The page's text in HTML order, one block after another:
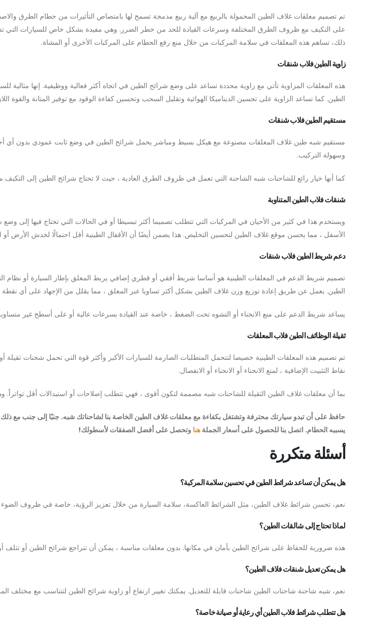
تم تصميم معلقات غلاف الطين المحمولة بالربيع مع آلية ربيع مدمجة تسمح لها بامتصاص التأثيرات من حطام الطرق
على التكيف مع ظروف الطرق المختلفة وسرعات القيادة للحد من خطر الضرر. وهي مفيدة بشكل خاص للسيارات التي
ذلك، تساهم هذه المعلقات في سلامة المركبات من خلال منع رفع الحطام على المركبات الأخرى أو المشاة.
زاوية الطين فلاب شنقات
هذه المعلقات المزاوية تأتي مع زاوية محددة تساعد على وضع شرائح الطين في اتجاه أكثر فعالية ووظيفية. إنها مثالية
الطين. كما تساعد الزاوية على تحسين الديناميكا الهوائية وتقليل السحب وتحسين كفاءة الوقود مع توفير المتانة والقوة
مستقيم الطين فلاب شنقات
مستقيم شبه طين غلاف المعلقات مصنوعة مع هيكل بسيط ومباشر يحمل شرائح الطين في وضع ثابت عمودي بدون أي أجزاء
وسهولة التركيب.
كما أنها خيار رائع للشاحنات شبه الشاحنة التي تعمل في ظروف الطرق العادية ، حيث لا تحتاج شرائح الطين إلى التكيف
شنقات فلاب الطين المتناوبة
ويستخدم هذا في كثير من الأحيان في المركبات التي تتطلب تصميما أكثر تبسيطا أو في الحالات التي تحتاج فيها إلى
الأسفل ، مما يحسن موقع غلاف الطين لتحسين التخليص. هذا يضمن أيضًا أن الأقفال الطينية أقل احتمالًا لخدش الأرض أو
دعم شريط الطين فلاب شنقات
تصميم شريط الدعم في المعلقات الطينية هو أساسا شريط أفقي أو قطري إضافي يربط المعلق بإطار السيارة أو نظام
الطين. يعمل عن طريق إعادة توزيع وزن غلاف الطين بشكل أكثر تساويا عبر المعلق ، مما يقلل من الإجهاد على أي نقطة
يساعد شريط الدعم على منع الانحناء أو التشوه تحت الضغط ، خاصة عند القيادة بسرعات عالية أو على أسطح غير
ثقيلة الوظائف الطين فلاب المعلقات
تم تصميم هذه المعلقات الطينية خصيصا لتتحمل المتطلبات الصارمة للسيارات الأكبر وأكثر قوة التي تحمل شحنات
نقاط التثبيت الإضافية ، لمنع الانحناء أو الانحناء أو الانفصال.
بما أن معلقات غلاف الطين الثقيلة للشاحنات شبه مصممة لتكون أقوى ، فهي تتطلب إصلاحات أو استبدالات أقل تواتراً.
حافظ على أن تبدو سيارتك محترفة وتشتغل بكفاءة مع معلقات غلاف الطين الخاصة بنا لشاحناتك شبه. جنبًا إلى جنب مع
يسببه الحطام. اتصل بنا للحصول على أسعار الجملة هنا وتحصل على أفضل الصفقات لأسطولك!
أسئلة متكررة
هل يمكن أن تساعد شرائط الطين في تحسين سلامة المركبة؟
نعم، تحسن شرائط غلاف الطين، مثل الشرائط العاكسة، سلامة السيارة من خلال تعزيز الرؤية، خاصة في ظروف
لماذا تحتاج إلى شالقات الطين؟
هذه ضرورية للحفاظ على شرائح الطين بأمان في مكانها. بدون معلقات مناسبة ، يمكن أن تتراجع شرائح الطين أو تتلف
هل يمكن تعديل شنقات فلاف الطين؟
نعم، شبه شاحنة شاحنات الطين شاحنات قابلة للتعديل. يمكنك تغيير ارتفاع أو زاوية شرائح الطين لتتناسب مع مختلف
هل تتطلب شرائط فلاب الطين أي رعاية أو صيانة خاصة؟